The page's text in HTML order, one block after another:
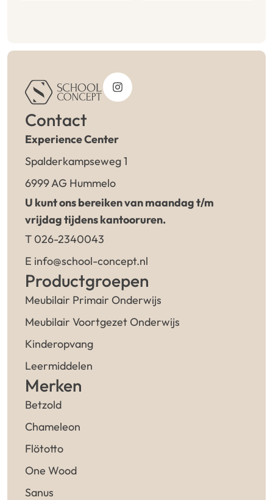
Contact
Experience Center
Spalderkampseweg 1
6999 AG Hummelo
U kunt ons bereiken van maandag t/m
vrijdag tijdens kantooruren.
T 026-2340043
E info@school-concept.nl
Productgroepen
Meubilair Primair Onderwijs
Meubilair Voortgezet Onderwijs
Kinderopvang
Leermiddelen
Merken
Betzold
Chameleon
Flötotto
One Wood
Sanus